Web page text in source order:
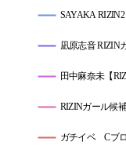
SAYAKA RIZIN2
凪原志音 RIZIN
田中麻奈未【
RIZINガール候
ガチイベ Cブ